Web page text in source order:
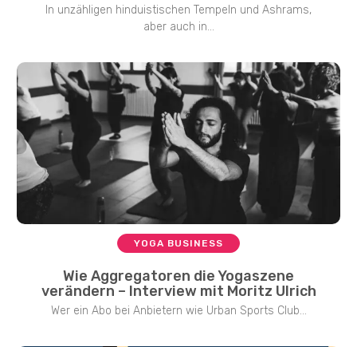
In unzähligen hinduistischen Tempeln und Ashrams,
aber auch in...
YOGA BUSINESS
Wie Aggregatoren die Yogaszene
verändern – Interview mit Moritz Ulrich
Wer ein Abo bei Anbietern wie Urban Sports Club...